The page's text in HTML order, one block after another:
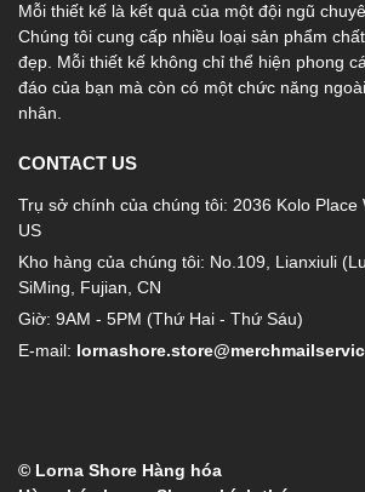
Mỗi thiết kế là kết quả của một đội ngũ
Chúng tôi cung cấp nhiều loại sản phẩm
đẹp. Mỗi thiết kế không chỉ thể hiện phong
đáo của bạn mà còn có một chức năng
nhân.
CONTACT US
Trụ sở chính của chúng tôi: 2036 Kolo Place
US
Kho hàng của chúng tôi: No.109, Lianxiuli
SiMing, Fujian, CN
Giờ: 9AM - 5PM (Thứ Hai - Thứ Sáu)
E-mail:
© Lorna Shore Hàng hóa